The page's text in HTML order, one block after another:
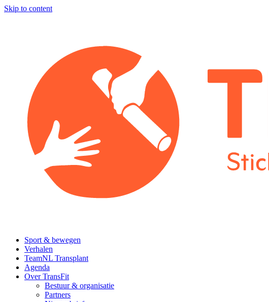
Skip to content
Sport & bewegen
Verhalen
TeamNL Transplant
Agenda
Over TransFit
Bestuur & organisatie
Partners